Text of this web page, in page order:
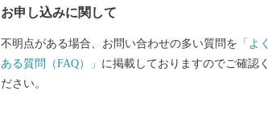
彩なイベントが開催され、１年を通じて楽しむことが
できます。
お申し込みに関して
不明点がある場合、お問い合わせの多い質問を 「よく
ある質問（FAQ）」 に掲載しておりますのでご確認く
ださい。